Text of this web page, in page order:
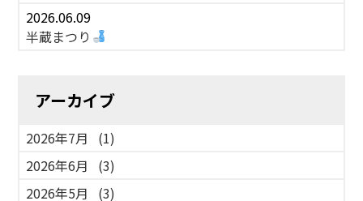
2026.06.09
半蔵まつり
アーカイブ
2026年7月
(1)
2026年6月
(3)
2026年5月
(3)